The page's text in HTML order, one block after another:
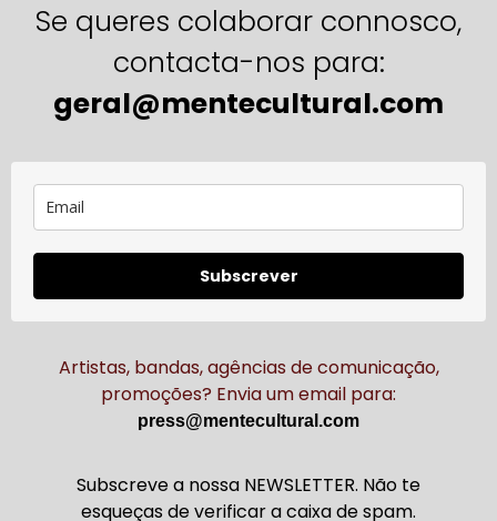
Se queres colaborar connosco,
contacta-nos para:
geral@mentecultural.com
Subscrever
Artistas, bandas, agências de comunicação,
promoções? Envia um email para:
press@mentecultural.com
Subscreve a nossa NEWSLETTER. Não te
esqueças de verificar a caixa de spam.